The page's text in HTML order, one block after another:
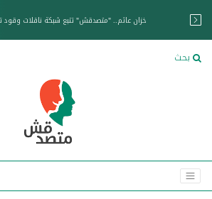
خزان عائم.. "متصدقش" تتبع شبكة ناقلات وقود
بحث